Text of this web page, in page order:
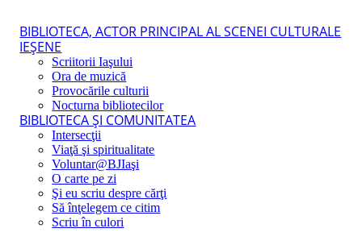
BIBLIOTECA, ACTOR PRINCIPAL AL SCENEI CULTURALE
IEŞENE
Scriitorii Iaşului
Ora de muzică
Provocările culturii
Nocturna bibliotecilor
BIBLIOTECA ŞI COMUNITATEA
Intersecţii
Viaţă şi spiritualitate
Voluntar@BJIaşi
O carte pe zi
Şi eu scriu despre cărţi
Să înţelegem ce citim
Scriu în culori